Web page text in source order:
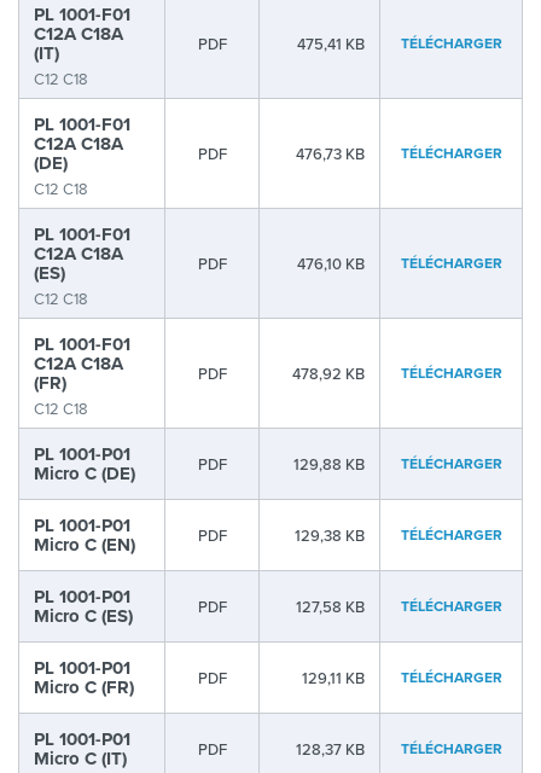
PL 1001-F01
C12A C18A
(IT)
C12 C18
PDF 475,41 KB TÉLÉCHARGER
PL 1001-F01
C12A C18A
(DE)
C12 C18
PDF 476,73 KB TÉLÉCHARGER
PL 1001-F01
C12A C18A
(ES)
C12 C18
PDF 476,10 KB TÉLÉCHARGER
PL 1001-F01
C12A C18A
(FR)
C12 C18
PDF 478,92 KB TÉLÉCHARGER
PL 1001-P01
Micro C (DE) PDF 129,88 KB TÉLÉCHARGER
PL 1001-P01
Micro C (EN) PDF 129,38 KB TÉLÉCHARGER
PL 1001-P01
Micro C (ES) PDF 127,58 KB TÉLÉCHARGER
PL 1001-P01
Micro C (FR) PDF 129,11 KB TÉLÉCHARGER
PL 1001-P01
Micro C (IT) PDF 128,37 KB TÉLÉCHARGER